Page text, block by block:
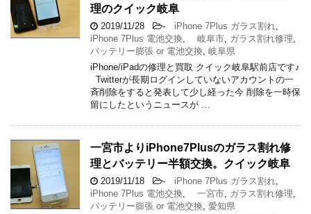
理のクイック岐阜
2019/11/28 - iPhone 7Plus ガラス割れ,
iPhone 7Plus 電池交換, 岐阜市, ガラス割れ修理,
バッテリー膨張 or 電池交換, 岐阜県
iPhone/iPadの修理と買取 クイック岐阜駅前店です♪
Twitterが長期ログインしていないアカウントの一
斉削除をすると発表して少し経った今 削除を一時保
留にしたというニュースが …
一宮市よりiPhone7Plusのガラス割れ修
理とバッテリー半額交換。クイック岐阜
2019/11/18 - iPhone 7Plus ガラス割れ,
iPhone 7Plus 電池交換, 一宮市, ガラス割れ修理,
バッテリー膨張 or 電池交換, 愛知県